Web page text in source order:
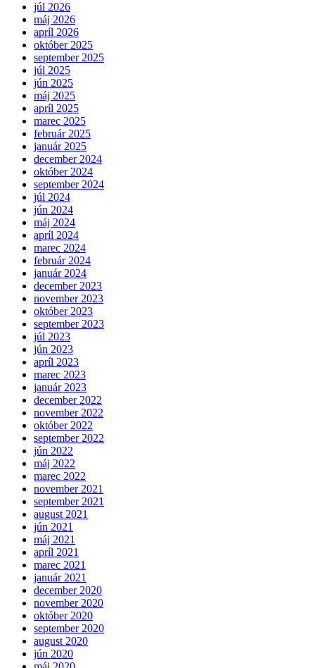
júl 2026
máj 2026
apríl 2026
október 2025
september 2025
júl 2025
jún 2025
máj 2025
apríl 2025
marec 2025
február 2025
január 2025
december 2024
október 2024
september 2024
júl 2024
jún 2024
máj 2024
apríl 2024
marec 2024
február 2024
január 2024
december 2023
november 2023
október 2023
september 2023
júl 2023
jún 2023
apríl 2023
marec 2023
január 2023
december 2022
november 2022
október 2022
september 2022
jún 2022
máj 2022
marec 2022
november 2021
september 2021
august 2021
jún 2021
máj 2021
apríl 2021
marec 2021
január 2021
december 2020
november 2020
október 2020
september 2020
august 2020
jún 2020